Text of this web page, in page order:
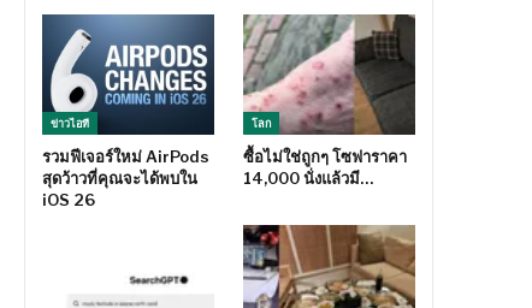
ข่าวไอที
รวมฟีเจอร์ใหม่ AirPods
สุดว้าวที่คุณจะได้พบใน
iOS 26
โลก
ซื้อไม่ใช่ถูกๆ โซฟาราคา
14,000 นั่งแล้วมี…